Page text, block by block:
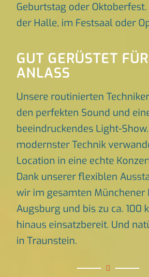
Geburtstag oder Oktoberfest.
der Halle, im Festsaal oder
GUT GERÜSTET
ANLASS
Unsere routinierten
den perfekten Sound und
beeindruckendes Light-
modernster Technik
Location in eine echte
Dank unserer flexiblen
wir im gesamten Münchener
Augsburg und bis zu ca. 100
hinaus einsatzbereit. Und
in Traunstein.